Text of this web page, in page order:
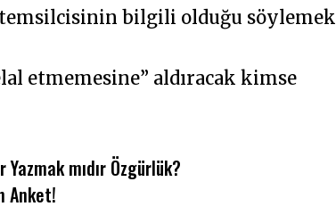
temsilcisinin bilgili olduğu söylemek
etmemesine” aldıracak kimse
mıdır Özgürlük?
Anket!